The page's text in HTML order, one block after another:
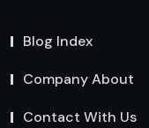
Blog Index
Company About
Contact With Us